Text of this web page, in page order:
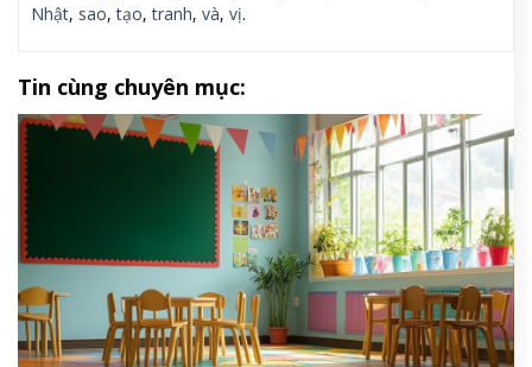
Nhật, sao,tạo,tranh, và, vị.
Tin cùng chuyên mục: